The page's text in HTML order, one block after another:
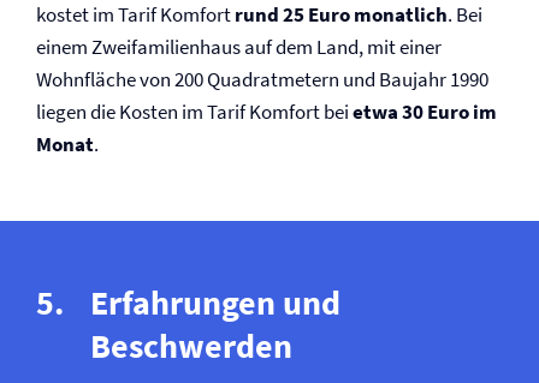
kostet im Tarif Komfortrund 25 Euro monatlich. Bei
einem Zweifamilienhaus auf dem Land, mit einer
Wohnfläche von 200 Quadratmetern und Baujahr 1990
liegen die Kosten im Tarif Komfort beietwa 30 Euro im
Monat.
Erfahrungen und
Beschwerden